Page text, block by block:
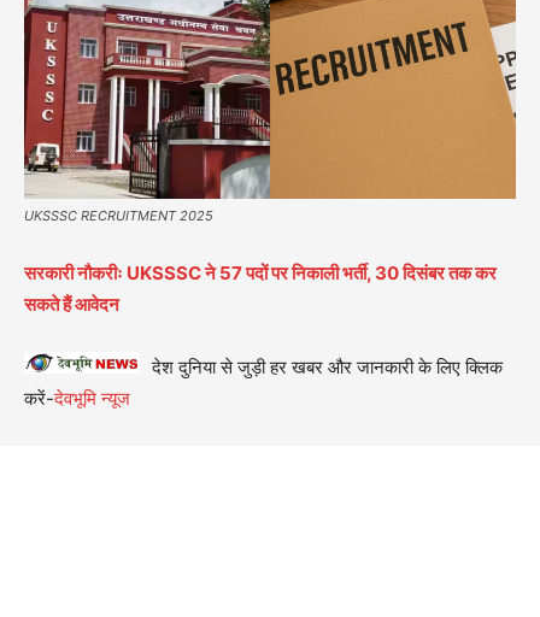
UKSSSC RECRUITMENT 2025
सरकारी नौकरीः UKSSSC ने 57 पदों पर निकाली भर्ती, 30 दिसंबर तक कर
सकते हैं आवेदन
देश दुनिया से जुड़ी हर खबर और जानकारी के लिए क्लिक
करें-देवभूमि न्यूज